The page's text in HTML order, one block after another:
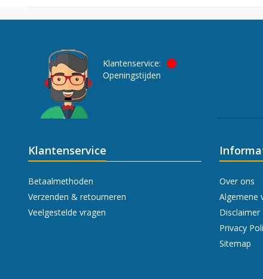
Klantenservice:
Openingstijden
Klantenservice
Betaalmethoden
Verzenden & retourneren
Veelgestelde vragen
Over ons
Algemene
Disclaimer
Privacy
Sitemap